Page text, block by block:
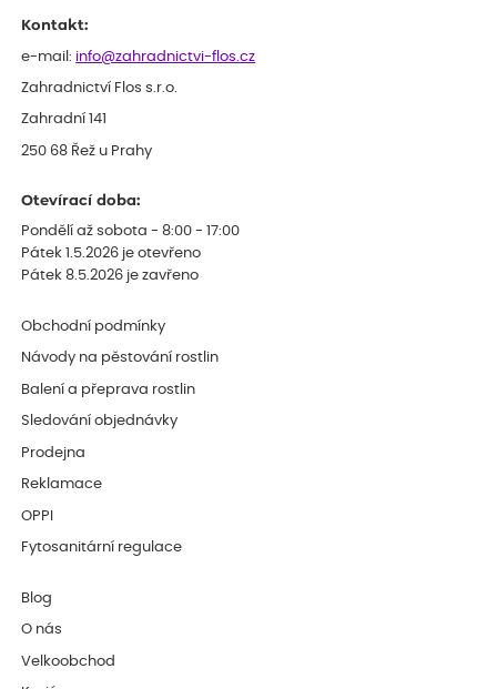
Kontakt:
e-mail: info@zahradnictvi-flos.cz
Zahradnictví Flos s.r.o.
Zahradní 141
250 68 Řež u Prahy
Otevírací doba:
Pondělí až sobota - 8:00 - 17:00
Pátek 1.5.2026 je otevřeno
Pátek 8.5.2026 je zavřeno
Obchodní podmínky
Návody na pěstování rostlin
Balení a přeprava rostlin
Sledování objednávky
Prodejna
Reklamace
OPPI
Fytosanitární regulace
Blog
O nás
Velkoobchod